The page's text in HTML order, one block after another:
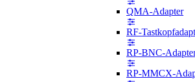
QMA-Adapter
RF-
RP-BNC-
RP-MMCX-